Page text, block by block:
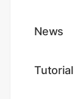
News
Tutorial